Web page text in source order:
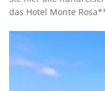
das Hotel Monte